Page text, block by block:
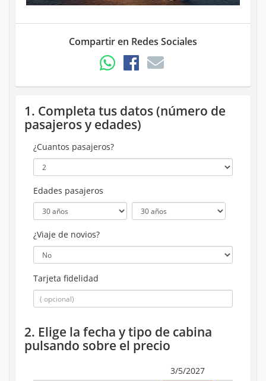
Compartir en Redes Sociales
1. Completa tus datos (número de
pasajeros y edades)
¿Cuantos pasajeros?
Edades pasajeros
¿Viaje de novios?
Tarjeta fidelidad
2. Elige la fecha y tipo de cabina
pulsando sobre el precio
3/5/2027